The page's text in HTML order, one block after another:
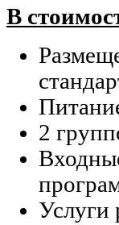
В
2
Услуги